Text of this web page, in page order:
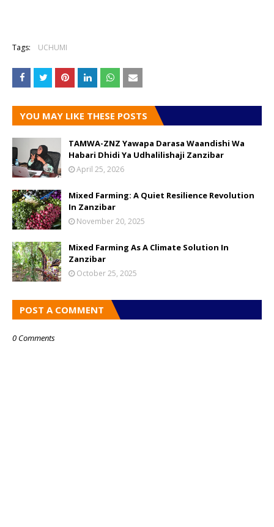
Tags: UCHUMI
YOU MAY LIKE THESE POSTS
TAMWA-ZNZ Yawapa Darasa Waandishi Wa
Habari Dhidi Ya Udhalilishaji Zanzibar
April 25, 2026
Mixed Farming: A Quiet Resilience Revolution
In Zanzibar
November 20, 2025
Mixed Farming As A Climate Solution In
Zanzibar
October 25, 2025
POST A COMMENT
0 Comments